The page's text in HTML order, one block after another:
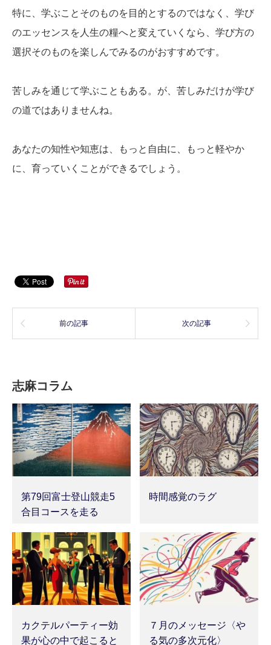
特に、学ぶことそのものを目的とするのではなく、学び
のエッセンスを人生の糧へと変えていくなら、学び方の
選択そのものを楽しんでみるのがおすすめです。
苦しみを通じて学ぶこともある。が、苦しみだけが学び
の道ではありませんね。
あなたの知性や知恵は、もっと自由に、もっと軽やか
に、育っていくことができるでしょう。
前の記事 次の記事
志麻コラム
第79回富士登山競走5
合目コースを走る
時間感覚のラグ
カクテルパーティー効
果が心の中で起こると
７月のメッセージ〈や
る気の多次元化〉